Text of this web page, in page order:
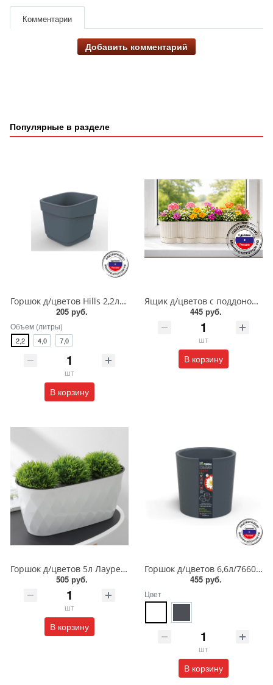
Комментарии
Добавить комментарий
Популярные в разделе
Горшок д/цветов Hills 2,2л/97407/97405/4л/97507/97505/7л/97607/97605/ПБ
205 руб.
Объем (литры)
2,2 4,0 7,0
шт
В корзину
Ящик д/цветов с поддоном 60 см/73707/73703/ПБ
445 руб.
шт
В корзину
Горшок д/цветов 5л Лаурель 354*152*150 мм/РТ
505 руб.
шт
В корзину
Горшок д/цветов 6,6л/76607/76605/ПБ
455 руб.
Цвет
шт
В корзину